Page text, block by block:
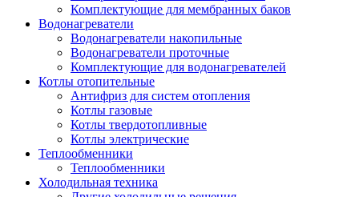
Комплектующие для мембранных баков
Водонагреватели
Водонагреватели накопильные
Водонагреватели проточные
Комплектующие для водонагревателей
Котлы отопительные
Антифриз для систем отопления
Котлы газовые
Котлы твердотопливные
Котлы электрические
Теплообменники
Теплообменники
Холодильная техника